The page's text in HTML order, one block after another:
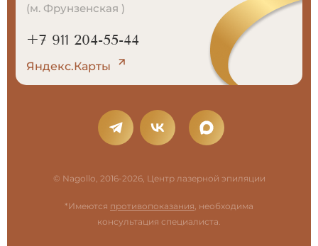
© Nagollo, 2016-2026, Центр лазерной эпиляции
*Имеются противопоказания , необходима
консультация специалиста.
(м. Фрунзенская )
+7 911 204-55-44
Яндекс.Карты